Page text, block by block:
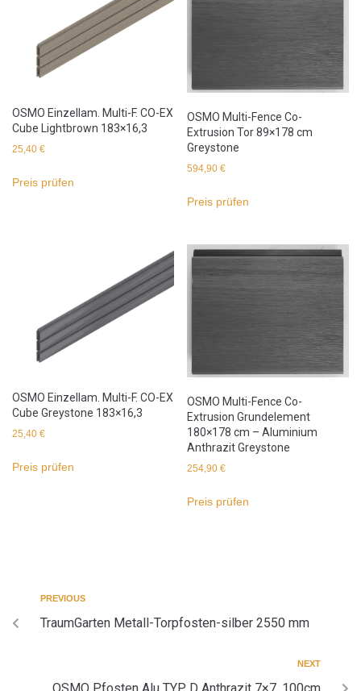
OSMO Einzellam. Multi-F. CO-EX
Cube Lightbrown 183×16,3
25,40 €
Preis prüfen
OSMO Multi-Fence Co-
Extrusion Tor 89×178 cm
Greystone
594,90€
Preis prüfen
OSMO Einzellam. Multi-F. CO-EX
Cube Greystone 183×16,3
25,40 €
Preis prüfen
OSMO Multi-Fence Co-
Extrusion Grundelement
180×178 cm – Aluminium
Anthrazit Greystone
254,90€
Preis prüfen
PREVIOUS
TraumGarten Metall-Torpfosten-silber 2550 mm
NEXT